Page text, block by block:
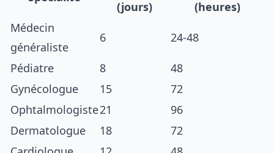
(jours)
(heures)
Médecin
généraliste
6 24-48
Pédiatre 8
48
Gynécologue
15
72
Ophtalmologiste21
96
Dermatologue
18
72